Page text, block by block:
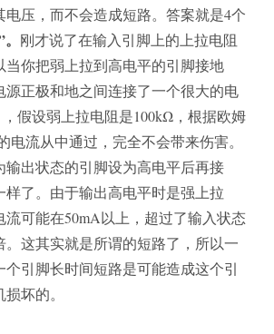
电压，而不会造成短路。答案就是4个
刚才说了在输入引脚上的上拉电阻
当你把弱上拉到高电平的引脚接地
源正极和地之间连接了一个很大的电
假设弱上拉电阻是100kΩ，根据欧姆
电流从中通过，完全不会带来伤害。
输出状态的引脚设为高电平后再接
样了。由于输出高电平时是强上拉
流可能在50mA以上，超过了输入状态
。这其实就是所谓的短路了，所以一
个引脚长时间短路是可能造成这个引
坏的。